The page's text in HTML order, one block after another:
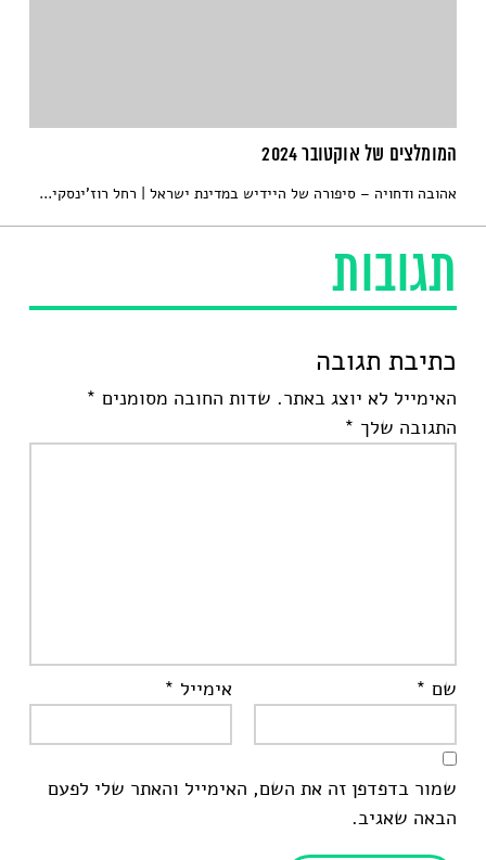
תגובות
כתיבת תגובה
האימייל לא יוצג באתר. שדות החובה מסומנים *
התגובה שלך *
שם * אימייל *
שמור בדפדפן זה את השם, האימייל והאתר שלי לפעם
הבאה שאגיב.
המומלצים של אוקטובר 2024
אהובה ודחויה – סיפורה של היידיש במדינת ישראל | רחל רוז'ינסקי...